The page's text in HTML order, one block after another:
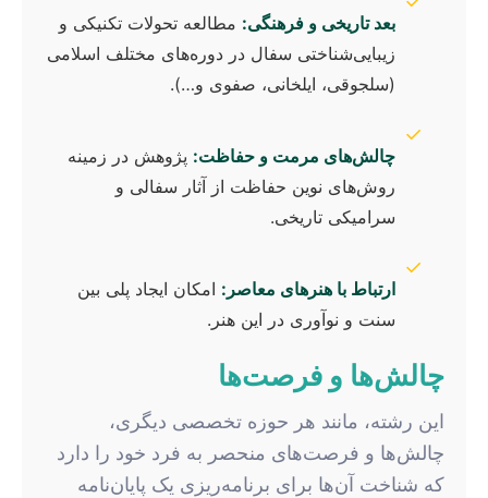
بعد تاریخی و فرهنگی: مطالعه تحولات تکنیکی و
زیبایی‌شناختی سفال در دوره‌های مختلف اسلامی
(سلجوقی، ایلخانی، صفوی و…).
✓
چالش‌های مرمت و حفاظت: پژوهش در زمینه
روش‌های نوین حفاظت از آثار سفالی و
سرامیکی تاریخی.
✓
ارتباط با هنرهای معاصر: امکان ایجاد پلی بین
سنت و نوآوری در این هنر.
چالش‌ها و فرصت‌ها
این رشته، مانند هر حوزه تخصصی دیگری،
چالش‌ها و فرصت‌های منحصر به فرد خود را دارد
که شناخت آن‌ها برای برنامه‌ریزی یک پایان‌نامه